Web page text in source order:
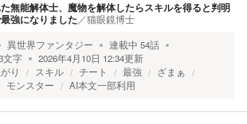
無能解体士、魔物を解体したらスキルを得ると判明
強になりました ／猫眼鏡博士
異世界ファンタジー 連載中 54話
文字 2026年4月10日 12:34更新
り
スキル チート 最強
ざまぁ
モンスター AI本文一部利用